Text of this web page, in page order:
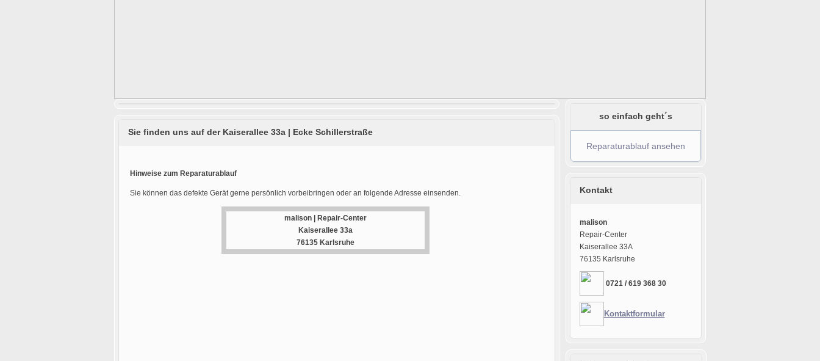
Sie finden uns auf der Kaiserallee 33a | Ecke Schillerstraße
Hinweise zum Reparaturablauf
Sie können das defekte Gerät gerne persönlich vorbeibringen oder an folgende Adresse einsenden.
malison | Repair-Center
Kaiserallee 33a
76135 Karlsruhe
so einfach geht´s
Reparaturablauf ansehen
Kontakt
malison
Repair-Center
Kaiserallee 33A
76135 Karlsruhe
0721 / 619 368 30
Kontaktformular